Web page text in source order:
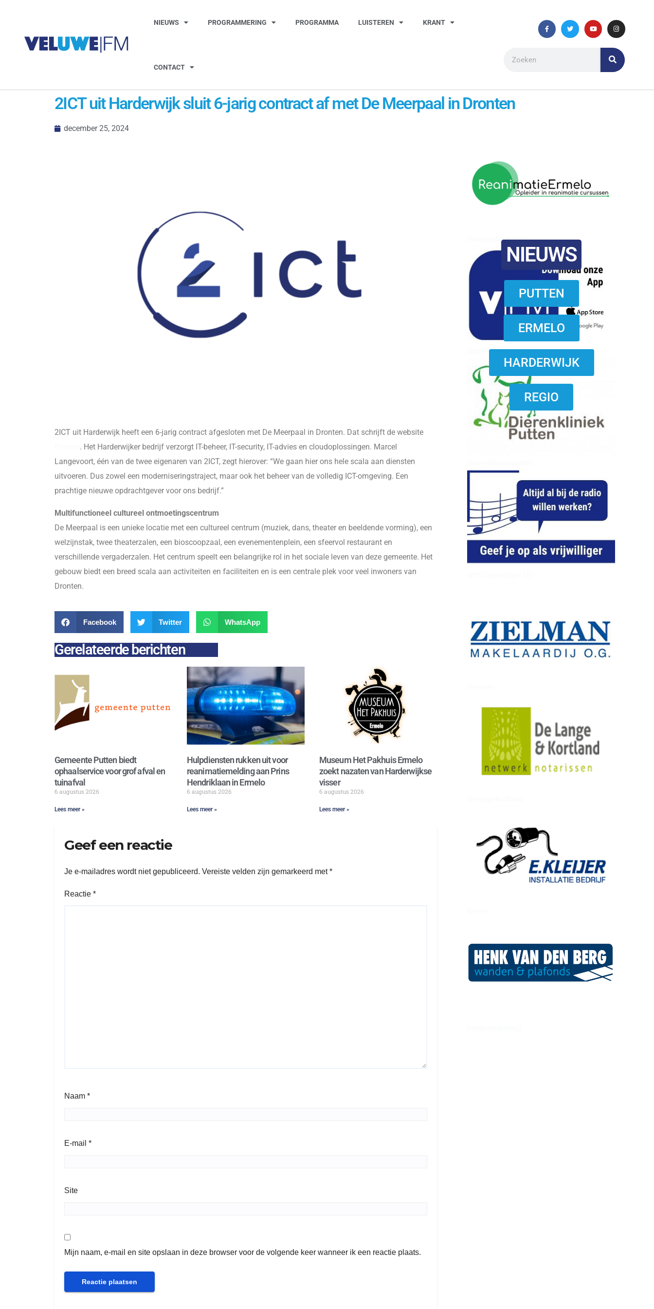
NIEUWS PROGRAMMERING PROGRAMMA LUISTEREN KRANT
CONTACT
2ICT uit Harderwijk sluit 6-jarig contract af met De Meerpaal in Dronten
december 25, 2024
reanimatie ermelo
download onzze App
NIEUWS
PUTTEN
ERMELO
HARDERWIJK
REGIO
2ICT uit Harderwijk heeft een 6-jarig contract afgesloten met De Meerpaal in Dronten. Dat schrijft de website
. Het Harderwijker bedrijf verzorgt IT-beheer, IT-security, IT-advies en cloudoplossingen. Marcel
Langevoort, één van de twee eigenaren van 2ICT, zegt hierover: “We gaan hier ons hele scala aan diensten
uitvoeren. Dus zowel een moderniseringstraject, maar ook het beheer van de volledig ICT-omgeving. Een
prachtige nieuwe opdrachtgever voor ons bedrijf.”
Multifunctioneel cultureel ontmoetingscentrum
De Meerpaal is een unieke locatie met een cultureel centrum (muziek, dans, theater en beeldende vorming), een
welzijnstak, twee theaterzalen, een bioscoopzaal, een evenementenplein, een sfeervol restaurant en
verschillende vergaderzalen. Het centrum speelt een belangrijke rol in het sociale leven van deze gemeente. Het
gebouw biedt een breed scala aan activiteiten en faciliteiten en is een centrale plek voor veel inwoners van
Dronten.
Facebook Twitter WhatsApp
Gerelateerde berichten
Gemeente Putten biedt
ophaalservice voor grof afval en
tuinafval
6 augustus 2026
Lees meer »
Hulpdiensten rukken uit voor
reanimatiemelding aan Prins
Hendriklaan in Ermelo
6 augustus 2026
Lees meer »
Museum Het Pakhuis Ermelo
zoekt nazaten van Harderwijkse
visser
6 augustus 2026
Lees meer »
Geef een reactie
Je e-mailadres wordt niet gepubliceerd. Vereiste velden zijn gemarkeerd met*
Reactie *
Naam *
E-mail *
Site
Mijn naam, e-mail en site opslaan in deze browser voor de volgende keer wanneer ik een reactie plaats.